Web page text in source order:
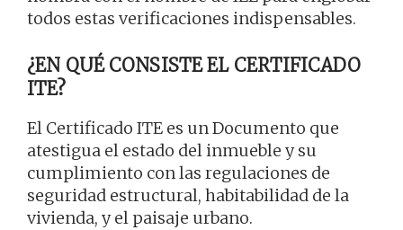
todos estas verificaciones indispensables.
¿EN QUÉ CONSISTE EL CERTIFICADO
ITE?
El Certificado ITE es un Documento que
atestigua el estado del inmueble y su
cumplimiento con las regulaciones de
seguridad estructural, habitabilidad de la
vivienda, y el paisaje urbano.